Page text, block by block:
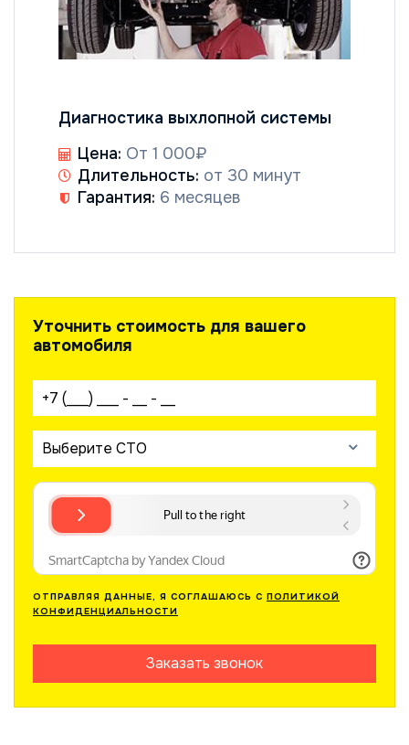
Диагностика выхлопной системы
Цена: От 1 000₽
Длительность: от 30 минут
Гарантия: 6 месяцев
Уточнить стоимость для вашего
автомобиля
Ваш телефон:
Выберите СТО
ОТПРАВЛЯЯ ДАННЫЕ, Я СОГЛАШАЮСЬ С ПОЛИТИКОЙ
КОНФИДЕНЦИАЛЬНОСТИ
Заказать звонок